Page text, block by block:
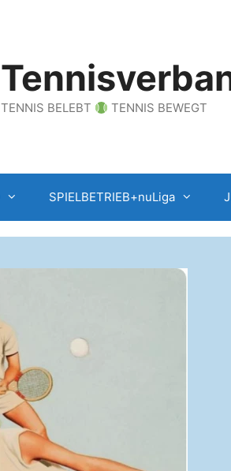
TENNIS BELEBT TENNIS BEWEGT
SPIELBETRIEB+nuLiga